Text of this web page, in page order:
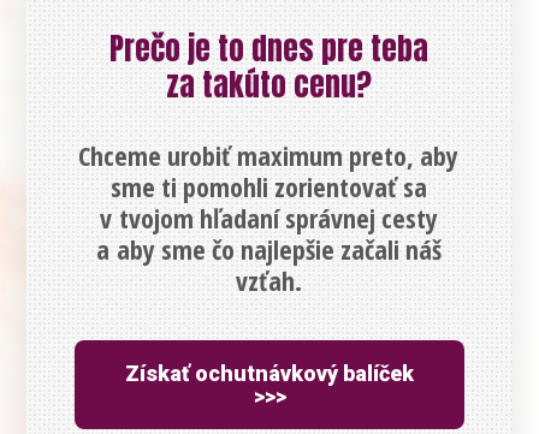
Prečo je to dnes pre teba
za takúto cenu?
Chceme urobiť maximum preto, aby
sme ti pomohli zorientovať sa
v tvojom hľadaní správnej cesty
a aby sme čo najlepšie začali náš
vzťah.
Získať ochutnávkový balíček
>>>